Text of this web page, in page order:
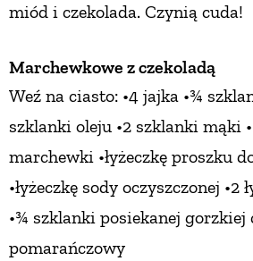
miód i czekolada. Czynią cuda!
Marchewkowe z czekoladą
Weź na ciasto: •4 jajka •¾
szklanki oleju •2 szklanki mąki
marchewki •łyżeczkę proszku
•łyżeczkę sody oczyszczonej •2
•¾ szklanki posiekanej gorzkiej
pomarańczowy